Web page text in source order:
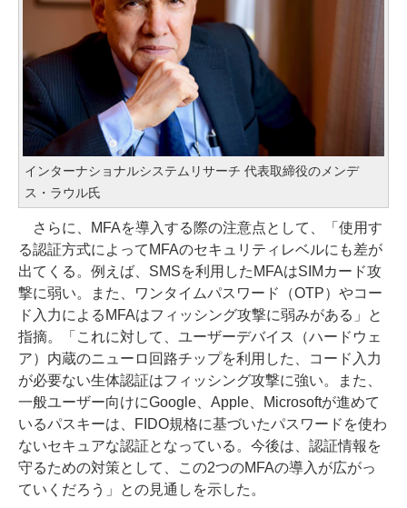
インターナショナルシステムリサーチ 代表取締役のメンデ
ス・ラウル氏
さらに、MFAを導入する際の注意点として、「使用す
る認証方式によってMFAのセキュリティレベルにも差が
出てくる。例えば、SMSを利用したMFAはSIMカード攻
撃に弱い。また、ワンタイムパスワード（OTP）やコー
ド入力によるMFAはフィッシング攻撃に弱みがある」と
指摘。「これに対して、ユーザーデバイス（ハードウェ
ア）内蔵のニューロ回路チップを利用した、コード入力
が必要ない生体認証はフィッシング攻撃に強い。また、
一般ユーザー向けにGoogle、Apple、Microsoftが進めて
いるパスキーは、FIDO規格に基づいたパスワードを使わ
ないセキュアな認証となっている。今後は、認証情報を
守るための対策として、この2つのMFAの導入が広がっ
ていくだろう」との見通しを示した。